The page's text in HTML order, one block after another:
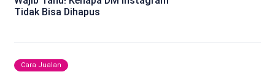
Tidak Bisa Dihapus
Cara Jualan